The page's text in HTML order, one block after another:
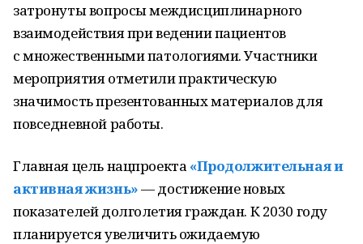
затронуты вопросы междисциплинарного
взаимодействия при ведении пациентов
с множественными патологиями. Участники
мероприятия отметили практическую
значимость презентованных материалов для
повседневной работы.
Главная цель нацпроекта «Продолжительная и
активная жизнь»— достижение новых
показателей долголетия граждан. К 2030 году
планируется увеличить ожидаемую